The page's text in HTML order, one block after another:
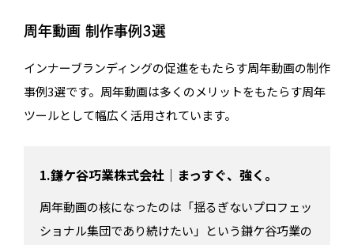
周年動画 制作事例3選
インナーブランディングの促進をもたらす周年動画の制作
事例3選です。周年動画は多くのメリットをもたらす周年
ツールとして幅広く活用されています。
1.鎌ケ谷巧業株式会社｜まっすぐ、強く。
周年動画の核になったのは「揺るぎないプロフェッ
ショナル集団であり続けたい」という鎌ケ谷巧業の